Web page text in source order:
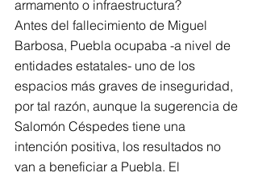
armamento o infraestructura?
Antes del fallecimiento de Miguel
Barbosa, Puebla ocupaba -a nivel de
entidades estatales- uno de los
espacios más graves de inseguridad,
por tal razón, aunque la sugerencia de
Salomón Céspedes tiene una
intención positiva, los resultados no
van a beneficiar a Puebla. El